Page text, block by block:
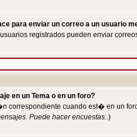
para enviar un correo a un usuario
registrados pueden enviar
en un Tema o en un foro?
correspondiente cuando est� en un
Puede hacer encuestas..)